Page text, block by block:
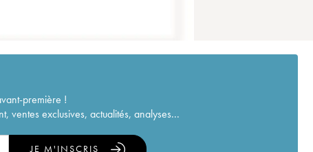
première !
ventes exclusives, actualités, analyses...
JE M'INSCRIS